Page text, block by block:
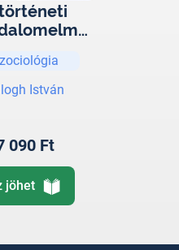
vázlata
István
090 Ft
jöhet